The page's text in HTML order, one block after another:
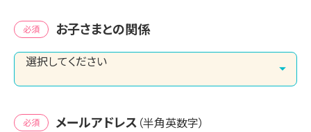
必須 お子さまとの関係
必須 メールアドレス （半角英数字）